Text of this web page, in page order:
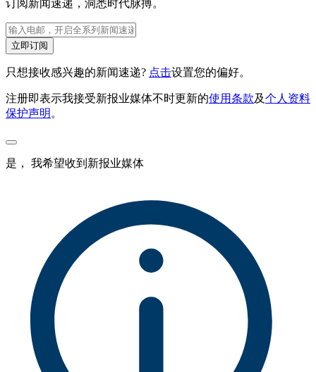
订阅新闻速递，洞悉时代脉搏。
立即订阅
只想接收感兴趣的新闻速递? 点击设置您的偏好。
注册即表示我接受新报业媒体不时更新的使用条款及个人资料
保护声明 。
是， 我希望收到新报业媒体